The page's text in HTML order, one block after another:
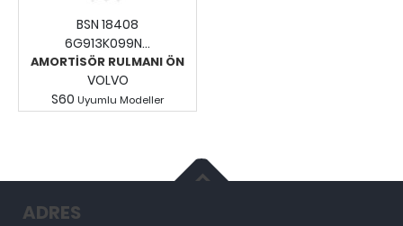
BSN 18408
6G913K099N...
AMORTİSÖR RULMANI ÖN
VOLVO
S60 Uyumlu Modeller
ADRES